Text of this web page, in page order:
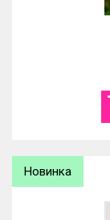
Новинка